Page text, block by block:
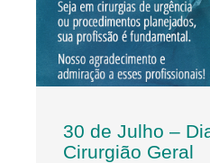
30 de Julho –
Cirurgião Geral